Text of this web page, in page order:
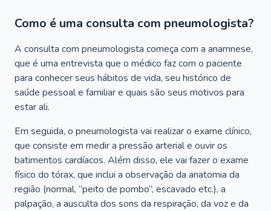
Como é uma consulta com pneumologista?
A consulta com pneumologista começa com a anamnese,
que é uma entrevista que o médico faz com o paciente
para conhecer seus hábitos de vida, seu histórico de
saúde pessoal e familiar e quais são seus motivos para
estar ali.
Em seguida, o pneumologista vai realizar o exame clínico,
que consiste em medir a pressão arterial e ouvir os
batimentos cardíacos. Além disso, ele vai fazer o exame
físico do tórax, que inclui a observação da anatomia da
região (normal, “peito de pombo”, escavado etc.), a
palpação, a ausculta dos sons da respiração, da voz e da